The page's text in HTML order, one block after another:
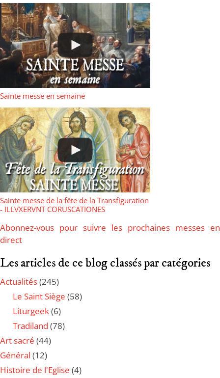
Sainte messe en semaine
Sainte messe de la fête de la Transfiguration
- ILLVXERVNT CORUSCATIONES
Abonnez-vous pour suivre les prochaines messes en
direct
Les articles de ce blog classés par catégories
Actualités(245)
Le Saint Siège (58)
Liturgeek(6)
Tradiland (78)
Art sacré (44)
Général (12)
Histoire de l'Eglise (4)